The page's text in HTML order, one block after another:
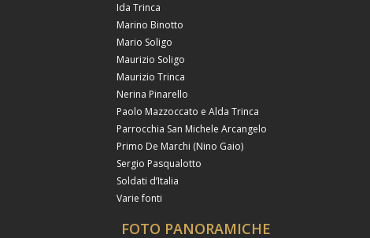
Ida Trinca
Marino Binotto
Mario Soligo
Maurizio Soligo
Maurizio Trinca
Nerina Pinarello
Paolo Mazzoccato e Alda Trinca
Parrocchia San Michele Arcangelo
Primo De Marchi (Nino Gaio)
Sergio Pasqualotto
Soldati d’Italia
Varie fonti
FOTO PANORAMICHE